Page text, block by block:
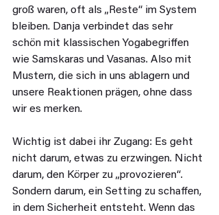
groß waren, oft als „Reste“ im System
bleiben. Danja verbindet das sehr
schön mit klassischen Yogabegriffen
wie Samskaras und Vasanas. Also mit
Mustern, die sich in uns ablagern und
unsere Reaktionen prägen, ohne dass
wir es merken.
Wichtig ist dabei ihr Zugang: Es geht
nicht darum, etwas zu erzwingen. Nicht
darum, den Körper zu „provozieren“.
Sondern darum, ein Setting zu schaffen,
in dem Sicherheit entsteht. Wenn das